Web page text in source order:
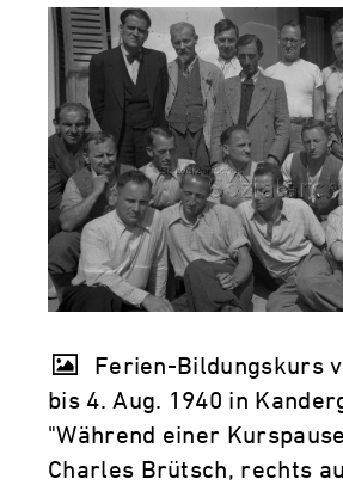
Ferien-Bildungskurs
bis 4. Aug. 1940 in
"Während einer
Charles Brütsch, rechts